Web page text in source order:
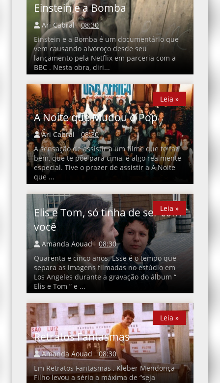
Einstein e a Bomba
Ari Cabral
08:30
Einstein e a Bomba é um documentário que
vem causando alvoroço desde seu
lançamento pela Netflix em parceria com a
BBC . Nesta obra, diri...
A Noite que Mudou o Pop
Ari Cabral
08:30
A sensação de assistir a um filme que te faz
bem, que te põe para cima, é algo realmente
especial. Tive o prazer de assistir a A Noite
que ...
Leia »
Leia »
Elis e Tom, só tinha de ser com
você
Amanda Aouad
08:30
Quarenta e cinco anos. Esse é o tempo que
separa as imagens filmadas no estúdio em
Los Angeles durante a gravação do álbum “
Elis e Tom ” e ...
Leia »
Leia »
Retratos Fantasmas
Amanda Aouad
08:30
Em Retratos Fantasmas , Kleber Mendonça
Filho levou a sério a máxima de “seja
Leia »
Leia »